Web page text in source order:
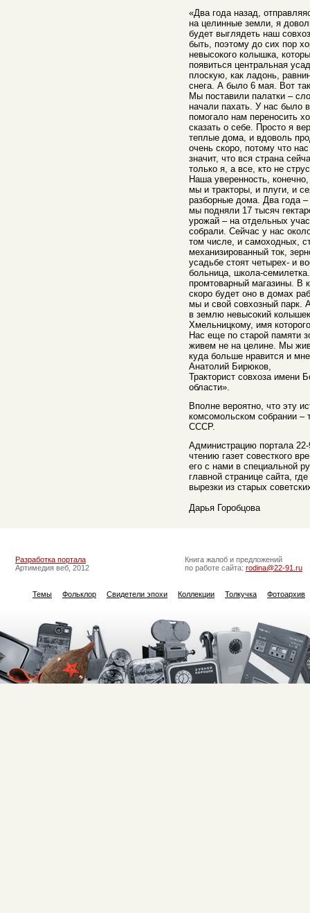
«Два года назад,
на целинные земли, я
будет выглядеть наш
быть, поэтому до сих пор
невысокого колышка,
появиться центральная
плоскую, как ладонь,
снега. А было 6 мая. Вот
Мы поставили палатки –
начали пахать. У нас было
помогало нам переносить
сказать о себе. Просто я
теплые дома, и вдоволь
очень скоро, потому что
значит, что вся страна
только я, а все, кто не
Наша уверенность,
мы и тракторы, и плуги, и
разборные дома. Два года
мы подняли 17 тысяч
урожай – на отдельных
собрали. Сейчас у нас
том числе, и самоходных,
механизированный ток,
усадьбе стоят четырех- и
больница, школа-
промтоварный магазины. В
скоро будет оно в домах
мы и свой совхозный парк.
в землю невысокий
Хмельницкому, имя
Нас еще по старой памяти
живем не на целине. Мы
куда больше нравится и
Анатолий Бирюков,
Тракторист совхоза имени
области».
Вполне вероятно, что эту
комсомольском собрании –
СССР.
Администрацию портала
чтению газет совесткого
его с нами в специальной
главной странице сайта,
вырезки из старых
Дарья Горобцова
Разработка портала
Артимедия веб, 2012
Книга жалоб и предложений
по работе сайта: rodina@22-91.ru
Темы Фольклор Свидетели эпохи Коллекции Толкучка Фотоархив